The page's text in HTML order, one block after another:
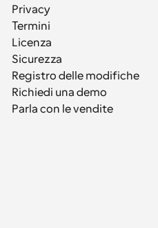
Privacy
Termini
Licenza
Sicurezza
Registro delle modifiche
Richiedi una demo
Parla con le vendite